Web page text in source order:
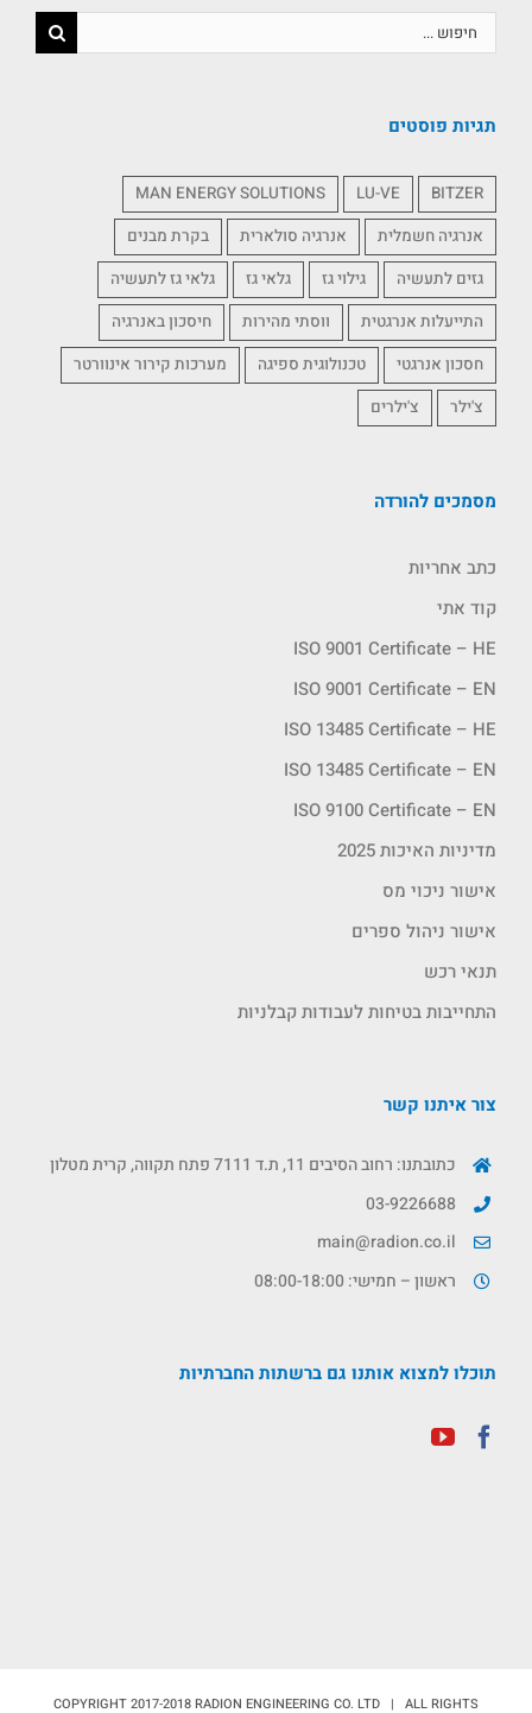
תגיות פוסטים
BITZER
LU-VE
MAN ENERGY SOLUTIONS
אנרגיה חשמלית
אנרגיה סולארית
בקרת מבנים
גזים לתעשיה
גילוי גז גלאי גז
גלאי גז לתעשיה
התייעלות אנרגטית
ווסתי מהירות
חיסכון באנרגיה
חסכון אנרגטי
טכנולוגית ספיגה
מערכות קירור אינוורטר
צ'ילר
צ'ילרים
מסמכים להורדה
כתב אחריות
קוד אתי
ISO 9001 Certificate – HE
ISO 9001 Certificate – EN
ISO 13485 Certificate – HE
ISO 13485 Certificate – EN
ISO 9100 Certificate – EN
מדיניות האיכות 2025
אישור ניכוי מס
אישור ניהול ספרים
תנאי רכש
התחייבות בטיחות לעבודות קבלניות
צור איתנו קשר
כתובתנו: רחוב הסיבים 11, ת.ד 7111 פתח תקווה, קרית מטלון
03-9226688
main@radion.co.il
ראשון – חמישי: 08:00-18:00
תוכלו למצוא אותנו גם ברשתות החברתיות
COPYRIGHT 2017-2018 RADION ENGINEERING CO. LTD | ALL RIGHTS